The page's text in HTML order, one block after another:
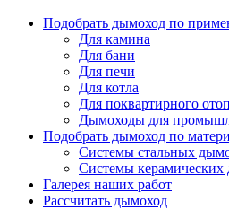
Подобрать дымоход по
Для камина
Для бани
Для печи
Для котла
Для поквартирного
Дымоходы для
Подобрать дымоход по
Системы стальных
Системы керамических
Галерея наших работ
Рассчитать дымоход